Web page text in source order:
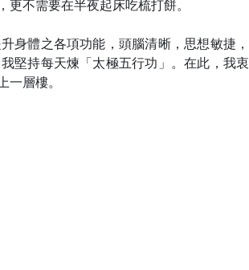
不需要在半夜起床吃梳打餅。
身體之各項功能，頭腦清晰，思想敏捷，
堅持每天煉「太極五行功」。在此，我衷
層樓。